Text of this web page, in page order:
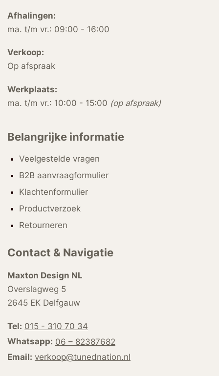
Afhalingen:
ma. t/m vr.: 09:00 - 16:00
Verkoop:
Op afspraak
Werkplaats:
ma. t/m vr.: 10:00 - 15:00 (op afspraak)
Belangrijke informatie
Veelgestelde vragen
B2B aanvraagformulier
Klachtenformulier
Productverzoek
Retourneren
Contact & Navigatie
Maxton Design NL
Overslagweg 5
2645 EK Delfgauw
Tel: 015 - 310 70 34
Whatsapp: 06 – 82387682
Email: verkoop@tunednation.nl